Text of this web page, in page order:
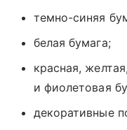
темно-синяя
белая бумага;
красная,
и фиолетовая
декоративные